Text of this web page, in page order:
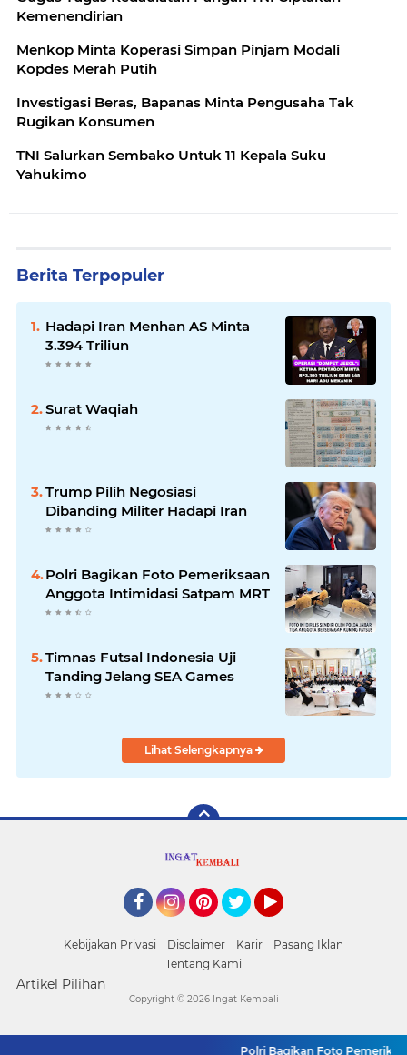
Kemenendirian
Menkop Minta Koperasi Simpan Pinjam Modali
Kopdes Merah Putih
Investigasi Beras, Bapanas Minta Pengusaha Tak
Rugikan Konsumen
TNI Salurkan Sembako Untuk 11 Kepala Suku
Yahukimo
Berita Terpopuler
Hadapi Iran Menhan AS Minta
3.394 Triliun
Surat Waqiah
Trump Pilih Negosiasi
Dibanding Militer Hadapi Iran
Polri Bagikan Foto Pemeriksaan
Anggota Intimidasi Satpam MRT
Timnas Futsal Indonesia Uji
Tanding Jelang SEA Games
Lihat Selengkapnya
Kebijakan Privasi Disclaimer Karir
Pasang Iklan
Tentang Kami
Artikel Pilihan
Polri Bagikan Foto
Copyright © 2026 Ingat Kembali